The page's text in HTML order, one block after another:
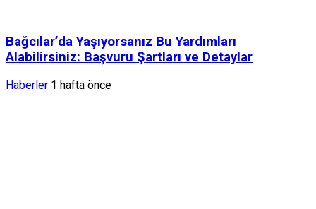
Bağcılar’da Yaşıyorsanız Bu Yardımları
Alabilirsiniz: Başvuru Şartları ve Detaylar
Haberler 1 hafta önce